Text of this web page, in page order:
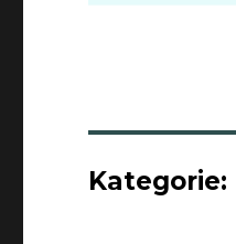
Kategorie: